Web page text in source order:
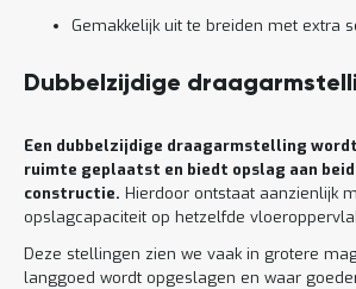
Gemakkelijk uit te breiden met extra
Dubbelzijdige
Een dubbelzijdige draagarmstelling
ruimte geplaatst en biedt opslag aan
constructie. Hierdoor ontstaat aanzienlijk
opslagcapaciteit op hetzelfde
Deze stellingen zien we vaak in grotere
langgoed wordt opgeslagen en waar